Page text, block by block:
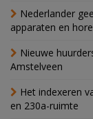
Nederlander
apparaten en
Nieuwe
Amstelveen
Het indexeren
en 230a-ruimte